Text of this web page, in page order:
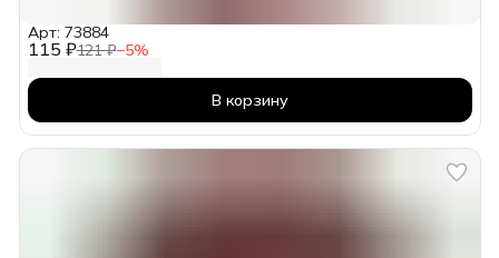
115 ₽121 ₽−5%
Арт: 73884
В корзину